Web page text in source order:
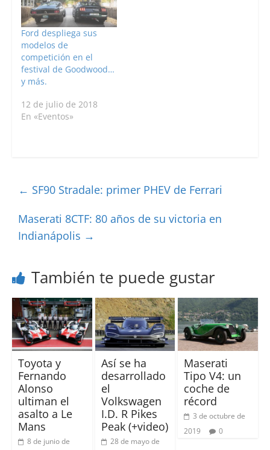
Ford despliega sus
modelos de
competición en el
festival de Goodwood…
y más.
12 de julio de 2018
En «Eventos»
← SF90 Stradale: primer PHEV de Ferrari
Maserati 8CTF: 80 años de su victoria en
Indianápolis →
También te puede gustar
Toyota y
Fernando
Alonso
ultiman el
asalto a Le
Mans
8 de junio de
Así se ha
desarrollado
el
Volkswagen
I.D. R Pikes
Peak (+video)
28 de mayo de
Maserati
Tipo V4: un
coche de
récord
3 de octubre de
2019
0